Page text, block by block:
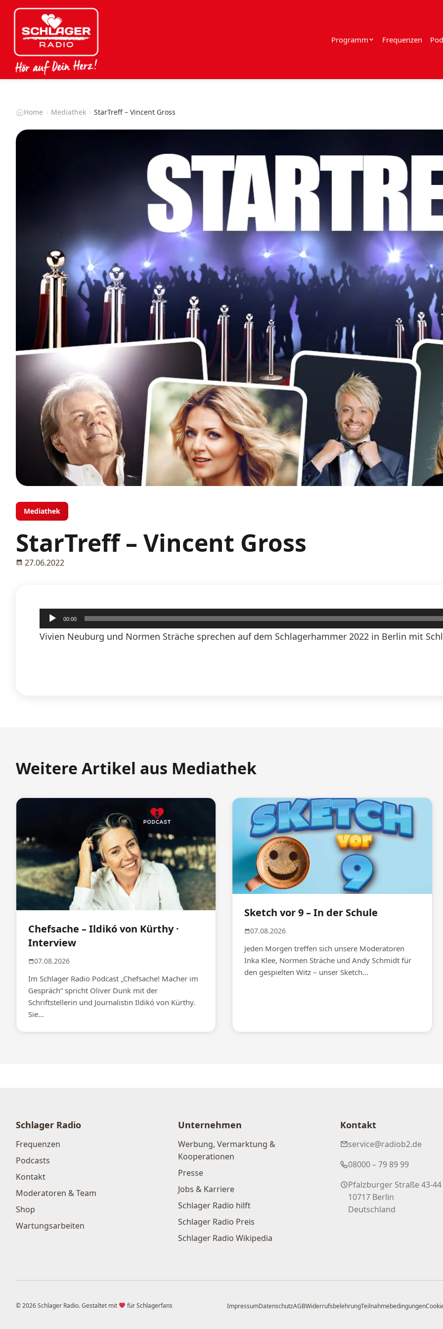
Programm Frequenzen
Home Mediathek StarTreff – Vincent Gross
Mediathek
StarTreff – Vincent Gross
27.06.2022
Audio-
Player
00:00
Vivien Neuburg und Normen Sträche sprechen auf dem Schlagerhammer 2022 in Berlin mit
Weitere Artikel aus Mediathek
Chefsache – Ildikó von Kürthy ·
Interview
07.08.2026
Im Schlager Radio Podcast „Chefsache! Macher im
Gespräch“ spricht Oliver Dunk mit der
Schriftstellerin und Journalistin Ildikó von Kürthy.
Sie...
Sketch vor 9 – In der Schule
07.08.2026
Jeden Morgen treffen sich unsere Moderatoren
Inka Klee, Normen Sträche und Andy Schmidt für
den gespielten Witz – unser Sketch...
Schlager Radio
Frequenzen
Podcasts
Kontakt
Moderatoren & Team
Shop
Wartungsarbeiten
Unternehmen
Werbung, Vermarktung &
Kooperationen
Presse
Jobs & Karriere
Schlager Radio hilft
Schlager Radio Preis
Schlager Radio Wikipedia
Kontakt
service@radiob2.de
08000 – 79 89 99
Pfalzburger Straße 43-44
10717 Berlin
Deutschland
© 2026 Schlager Radio. Gestaltet mit für Schlagerfans ImpressumDatenschutzAGBWiderrufsbelehrungTeilnahmebedingungen